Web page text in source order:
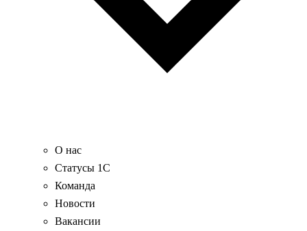
О нас
Статусы 1С
Команда
Новости
Вакансии